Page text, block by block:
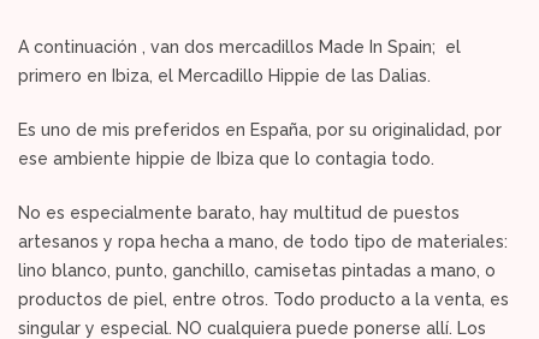
A continuación , van dos mercadillos Made In Spain; el
primero en Ibiza, el Mercadillo Hippie de las Dalias.
Es uno de mis preferidos en España, por su originalidad, por
ese ambiente hippie de Ibiza que lo contagia todo.
No es especialmente barato, hay multitud de puestos
artesanos y ropa hecha a mano, de todo tipo de materiales:
lino blanco, punto, ganchillo, camisetas pintadas a mano, o
productos de piel, entre otros. Todo producto a la venta, es
singular y especial. NO cualquiera puede ponerse allí. Los